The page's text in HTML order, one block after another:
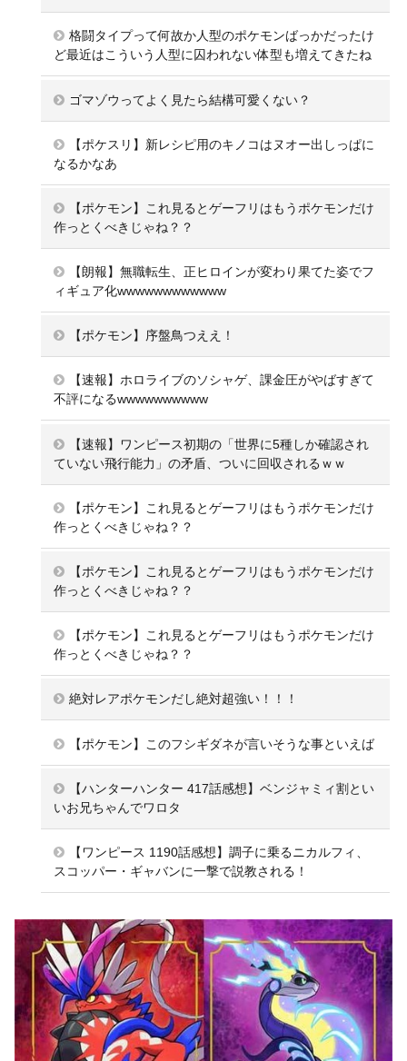
格闘タイプって何故か人型のポケモンばっかだったけ
ど最近はこういう人型に囚われない体型も増えてきたね
ゴマゾウってよく見たら結構可愛くない？
【ポケスリ】新レシピ用のキノコはヌオー出しっぱに
なるかなあ
【ポケモン】これ見るとゲーフリはもうポケモンだけ
作っとくべきじゃね？？
【朗報】無職転生、正ヒロインが変わり果てた姿でフ
ィギュア化wwwwwwwwwwww
【ポケモン】序盤鳥つええ！
【速報】ホロライブのソシャゲ、課金圧がやばすぎて
不評になるwwwwwwwwww
【速報】ワンピース初期の「世界に5種しか確認され
ていない飛行能力」の矛盾、ついに回収されるｗｗ
【ポケモン】これ見るとゲーフリはもうポケモンだけ
作っとくべきじゃね？？
【ポケモン】これ見るとゲーフリはもうポケモンだけ
作っとくべきじゃね？？
【ポケモン】これ見るとゲーフリはもうポケモンだけ
作っとくべきじゃね？？
絶対レアポケモンだし絶対超強い！！！
【ポケモン】このフシギダネが言いそうな事といえば
【ハンターハンター 417話感想】ベンジャミィ割とい
いお兄ちゃんでワロタ
【ワンピース 1190話感想】調子に乗るニカルフィ、
スコッパー・ギャバンに一撃で説教される！